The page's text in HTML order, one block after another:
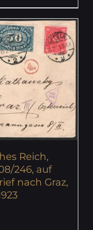
Reich,
246, auf
nach Graz,